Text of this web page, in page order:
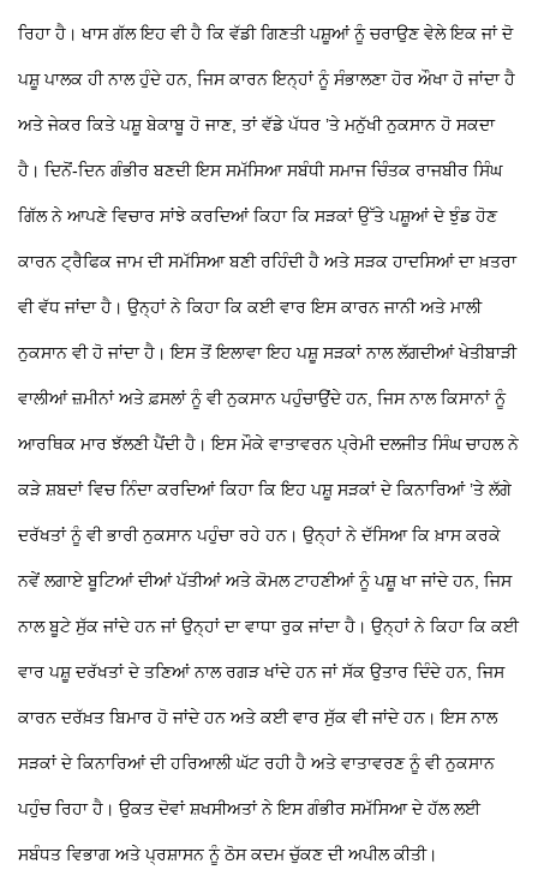
ਰਿਹਾ ਹੈ। ਖਾਸ ਗੱਲ ਇਹ ਵੀ ਹੈ ਕਿ ਵੱਡੀ ਗਿਣਤੀ ਪਸ਼ੂਆਂ ਨੂੰ ਚਰਾਉਣ ਵੇਲੇ ਇਕ ਜਾਂ ਦੋ
ਪਸ਼ੂ ਪਾਲਕ ਹੀ ਨਾਲ ਹੁੰਦੇ ਹਨ, ਜਿਸ ਕਾਰਨ ਇਨ੍ਹਾਂ ਨੂੰ ਸੰਭਾਲਣਾ ਹੋਰ ਔਖਾ ਹੋ ਜਾਂਦਾ ਹੈ
ਅਤੇ ਜੇਕਰ ਕਿਤੇ ਪਸ਼ੂ ਬੇਕਾਬੂ ਹੋ ਜਾਣ, ਤਾਂ ਵੱਡੇ ਪੱਧਰ ’ਤੇ ਮਨੁੱਖੀ ਨੁਕਸਾਨ ਹੋ ਸਕਦਾ
ਹੈ। ਦਿਨੋਂ-ਦਿਨ ਗੰਭੀਰ ਬਣਦੀ ਇਸ ਸਮੱਸਿਆ ਸਬੰਧੀ ਸਮਾਜ ਚਿੰਤਕ ਰਾਜਬੀਰ ਸਿੰਘ
ਗਿੱਲ ਨੇ ਆਪਣੇ ਵਿਚਾਰ ਸਾਂਝੇ ਕਰਦਿਆਂ ਕਿਹਾ ਕਿ ਸੜਕਾਂ ਉੱਤੇ ਪਸ਼ੂਆਂ ਦੇ ਝੁੰਡ ਹੋਣ
ਕਾਰਨ ਟ੍ਰੈਫਿਕ ਜਾਮ ਦੀ ਸਮੱਸਿਆ ਬਣੀ ਰਹਿੰਦੀ ਹੈ ਅਤੇ ਸੜਕ ਹਾਦਸਿਆਂ ਦਾ ਖ਼ਤਰਾ
ਵੀ ਵੱਧ ਜਾਂਦਾ ਹੈ। ਉਨ੍ਹਾਂ ਨੇ ਕਿਹਾ ਕਿ ਕਈ ਵਾਰ ਇਸ ਕਾਰਨ ਜਾਨੀ ਅਤੇ ਮਾਲੀ
ਨੁਕਸਾਨ ਵੀ ਹੋ ਜਾਂਦਾ ਹੈ। ਇਸ ਤੋਂ ਇਲਾਵਾ ਇਹ ਪਸ਼ੂ ਸੜਕਾਂ ਨਾਲ ਲੱਗਦੀਆਂ ਖੇਤੀਬਾੜੀ
ਵਾਲੀਆਂ ਜ਼ਮੀਨਾਂ ਅਤੇ ਫ਼ਸਲਾਂ ਨੂੰ ਵੀ ਨੁਕਸਾਨ ਪਹੁੰਚਾਉਂਦੇ ਹਨ, ਜਿਸ ਨਾਲ ਕਿਸਾਨਾਂ ਨੂੰ
ਆਰਥਿਕ ਮਾਰ ਝੱਲਣੀ ਪੈਂਦੀ ਹੈ।ਇਸ ਮੌਕੇ ਵਾਤਾਵਰਨ ਪ੍ਰੇਮੀ ਦਲਜੀਤ ਸਿੰਘ ਚਾਹਲ ਨੇ
ਕੜੇ ਸ਼ਬਦਾਂ ਵਿਚ ਨਿੰਦਾ ਕਰਦਿਆਂ ਕਿਹਾ ਕਿ ਇਹ ਪਸ਼ੂ ਸੜਕਾਂ ਦੇ ਕਿਨਾਰਿਆਂ ’ਤੇ ਲੱਗੇ
ਦਰੱਖਤਾਂ ਨੂੰ ਵੀ ਭਾਰੀ ਨੁਕਸਾਨ ਪਹੁੰਚਾ ਰਹੇ ਹਨ। ਉਨ੍ਹਾਂ ਨੇ ਦੱਸਿਆ ਕਿ ਖ਼ਾਸ ਕਰਕੇ
ਨਵੇਂ ਲਗਾਏ ਬੂਟਿਆਂ ਦੀਆਂ ਪੱਤੀਆਂ ਅਤੇ ਕੋਮਲ ਟਾਹਣੀਆਂ ਨੂੰ ਪਸ਼ੂ ਖਾ ਜਾਂਦੇ ਹਨ, ਜਿਸ
ਨਾਲ ਬੂਟੇ ਸੁੱਕ ਜਾਂਦੇ ਹਨ ਜਾਂ ਉਨ੍ਹਾਂ ਦਾ ਵਾਧਾ ਰੁਕ ਜਾਂਦਾ ਹੈ। ਉਨ੍ਹਾਂ ਨੇ ਕਿਹਾ ਕਿ ਕਈ
ਵਾਰ ਪਸ਼ੂ ਦਰੱਖਤਾਂ ਦੇ ਤਣਿਆਂ ਨਾਲ ਰਗੜ ਖਾਂਦੇ ਹਨ ਜਾਂ ਸੱਕ ਉਤਾਰ ਦਿੰਦੇ ਹਨ, ਜਿਸ
ਕਾਰਨ ਦਰੱਖ਼ਤ ਬਿਮਾਰ ਹੋ ਜਾਂਦੇ ਹਨ ਅਤੇ ਕਈ ਵਾਰ ਸੁੱਕ ਵੀ ਜਾਂਦੇ ਹਨ। ਇਸ ਨਾਲ
ਸੜਕਾਂ ਦੇ ਕਿਨਾਰਿਆਂ ਦੀ ਹਰਿਆਲੀ ਘੱਟ ਰਹੀ ਹੈ ਅਤੇ ਵਾਤਾਵਰਣ ਨੂੰ ਵੀ ਨੁਕਸਾਨ
ਪਹੁੰਚ ਰਿਹਾ ਹੈ। ਉਕਤ ਦੋਵਾਂ ਸ਼ਖਸੀਅਤਾਂ ਨੇ ਇਸ ਗੰਭੀਰ ਸਮੱਸਿਆ ਦੇ ਹੱਲ ਲਈ
ਸਬੰਧਤ ਵਿਭਾਗ ਅਤੇ ਪ੍ਰਸ਼ਾਸਨ ਨੂੰ ਠੋਸ ਕਦਮ ਚੁੱਕਣ ਦੀ ਅਪੀਲ ਕੀਤੀ।